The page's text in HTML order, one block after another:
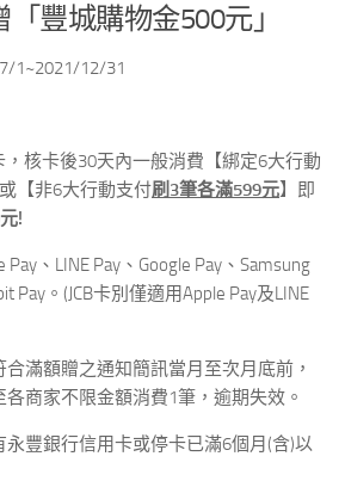
豐城購物金500元」
1~2021/12/31
，核卡後30天內一般消費【綁定6大行動
【非6大行動支付刷 3筆各滿599元】即
元!
Pay、LINE Pay、Google Pay、Samsung
Pay。(JCB卡別僅適用Apple Pay及LINE
滿額贈之通知簡訊當月至次月底前，
商家不限金額消費1筆，逾期失效。
豐銀行信用卡或停卡已滿6個月(含)以